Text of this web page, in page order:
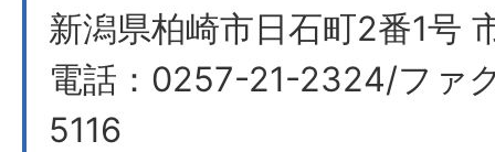
新潟県柏崎市日石町2番1号
電話：0257-21-2324/ファ
5116